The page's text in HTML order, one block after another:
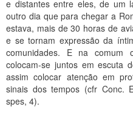
e distantes entre eles, de um
outro dia que para chegar a
estava, mais de 30 horas de
e se tornam expressão da
comunidades. E na comum
colocam-se juntos em escuta
assim colocar atenção em
sinais dos tempos (cfr Conc.
spes, 4).